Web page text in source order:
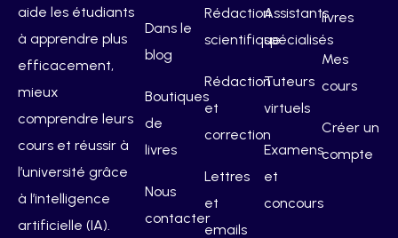
aide les étudiants
à apprendre plus
efficacement,
mieux
comprendre leurs
cours et réussir à
l’université grâce
à l’intelligence
artificielle (IA).
Dans le
blog
Boutiques
de
livres
Nous
contacter
Rédaction
scientifique
Rédaction
et
correction
Lettres
et
emails
Assistants
spécialisés
Tuteurs
virtuels
Examens
et
concours
livres
Mes
cours
Créer un
compte